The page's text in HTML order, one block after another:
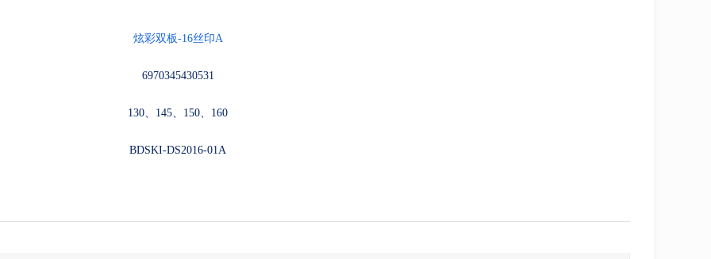
炫彩双板-16丝印A
6970345430531
130、 145、 150、 160
BDSKI-DS2016-01A